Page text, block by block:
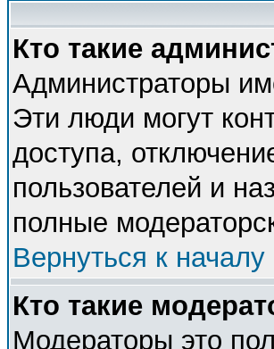
Кто такие
Администраторы
Эти люди могут
доступа,
пользователей и
полные
Вернуться к началу
Кто такие
Модераторы это